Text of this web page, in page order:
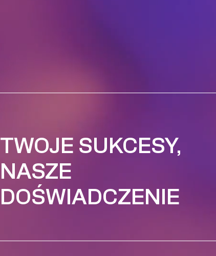
TWOJE SUKCESY,
NASZE
DOŚWIADCZENIE